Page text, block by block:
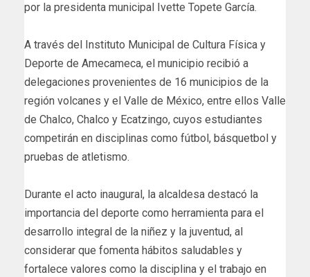
por la presidenta municipal Ivette Topete García.
A través del Instituto Municipal de Cultura Física y
Deporte de Amecameca, el municipio recibió a
delegaciones provenientes de 16 municipios de la
región volcanes y el Valle de México, entre ellos Valle
de Chalco, Chalco y Ecatzingo, cuyos estudiantes
competirán en disciplinas como fútbol, básquetbol y
pruebas de atletismo.
Durante el acto inaugural, la alcaldesa destacó la
importancia del deporte como herramienta para el
desarrollo integral de la niñez y la juventud, al
considerar que fomenta hábitos saludables y
fortalece valores como la disciplina y el trabajo en